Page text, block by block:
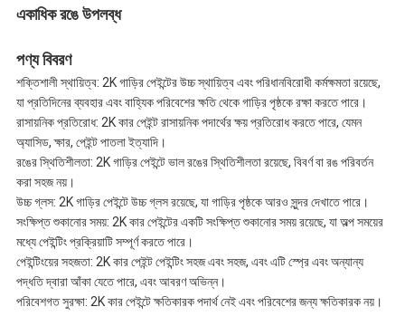
একাধিক রঙে উপলব্ধ
পণ্য বিবরণ
শক্তিশালী স্থায়িত্ব: 2K গাড়ির পেইন্টের উচ্চ স্থায়িত্ব এবং পরিধানবিরোধী কর্মক্ষমতা রয়েছে,
যা প্রতিদিনের ব্যবহার এবং বাহ্যিক পরিবেশের ক্ষতি থেকে গাড়ির পৃষ্ঠকে রক্ষা করতে পারে।
রাসায়নিক প্রতিরোধ: 2K কার পেইন্ট রাসায়নিক পদার্থের ক্ষয় প্রতিরোধ করতে পারে, যেমন
অ্যাসিড, ক্ষার, পেইন্ট পাতলা ইত্যাদি।
রঙের স্থিতিশীলতা: 2K গাড়ির পেইন্টে ভাল রঙের স্থিতিশীলতা রয়েছে, বিবর্ণ বা রঙ পরিবর্তন
করা সহজ নয়।
উচ্চ গ্লস: 2K গাড়ির পেইন্টে উচ্চ গ্লস রয়েছে, যা গাড়ির পৃষ্ঠকে আরও সুন্দর দেখাতে পারে।
সংক্ষিপ্ত শুকানোর সময়: 2K কার পেইন্টের একটি সংক্ষিপ্ত শুকানোর সময় রয়েছে, যা অল্প সময়ের
মধ্যে পেইন্টিং প্রক্রিয়াটি সম্পূর্ণ করতে পারে।
পেইন্টিংয়ের সহজতা: 2K কার পেইন্ট পেইন্টিং সহজ এবং সহজ, এবং এটি স্প্রে এবং অন্যান্য
পদ্ধতি দ্বারা আঁকা যেতে পারে, এবং আবরণ অভিন্ন।
পরিবেশগত সুরক্ষা: 2K কার পেইন্টে ক্ষতিকারক পদার্থ নেই এবং পরিবেশের জন্য ক্ষতিকারক নয়।